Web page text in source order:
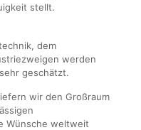
stellt.
dem
werden
geschätzt.
wir den Großraum
Wünsche weltweit